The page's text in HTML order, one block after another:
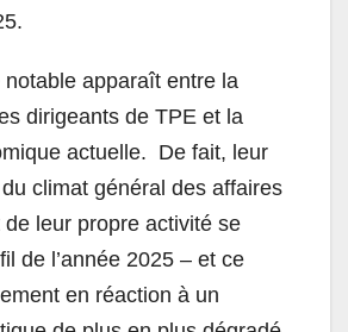
notable apparaît entre la
dirigeants de TPE et la
actuelle. De fait, leur
climat général des affaires
leur propre activité se
de l’année 2025 – et ce
en réaction à un